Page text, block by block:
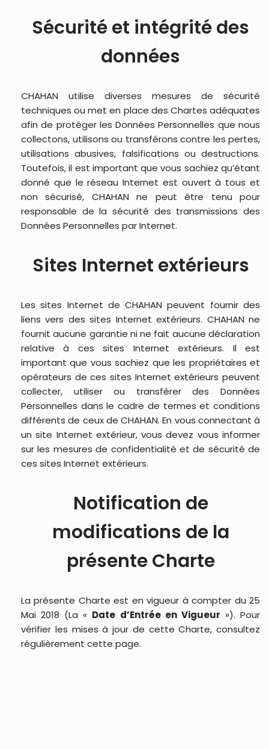
Sécurité et intégrité des
données
CHAHAN utilise diverses mesures de sécurité
techniques ou met en place des Chartes adéquates
afin de protéger les Données Personnelles que nous
collectons, utilisons ou transférons contre les pertes,
utilisations abusives, falsifications ou destructions.
Toutefois, il est important que vous sachiez qu’étant
donné que le réseau Internet est ouvert à tous et
non sécurisé, CHAHAN ne peut être tenu pour
responsable de la sécurité des transmissions des
Données Personnelles par Internet.
Sites Internet extérieurs
Les sites Internet de CHAHAN peuvent fournir des
liens vers des sites Internet extérieurs. CHAHAN ne
fournit aucune garantie ni ne fait aucune déclaration
relative à ces sites Internet extérieurs. Il est
important que vous sachiez que les propriétaires et
opérateurs de ces sites Internet extérieurs peuvent
collecter, utiliser ou transférer des Données
Personnelles dans le cadre de termes et conditions
différents de ceux de CHAHAN. En vous connectant à
un site Internet extérieur, vous devez vous informer
sur les mesures de confidentialité et de sécurité de
ces sites Internet extérieurs.
Notification de
modifications de la
présente Charte
La présente Charte est en vigueur à compter du 25
Mai 2018 (La « Date d’Entrée en Vigueur »). Pour
vérifier les mises à jour de cette Charte, consultez
régulièrement cette page.